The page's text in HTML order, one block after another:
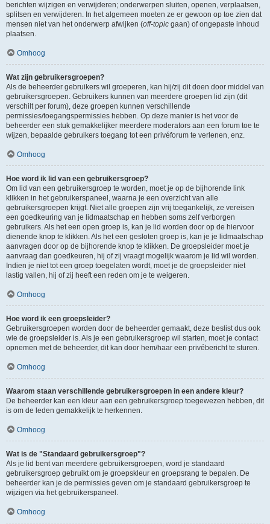
berichten wijzigen en verwijderen; onderwerpen sluiten, openen, verplaatsen,
splitsen en verwijderen. In het algemeen moeten ze er gewoon op toe zien dat
mensen niet van het onderwerp afwijken (off-topic gaan) of ongepaste inhoud
plaatsen.
Omhoog
Wat zijn gebruikersgroepen?
Als de beheerder gebruikers wil groeperen, kan hij/zij dit doen door middel van
gebruikersgroepen. Gebruikers kunnen van meerdere groepen lid zijn (dit
verschilt per forum), deze groepen kunnen verschillende
permissies/toegangspermissies hebben. Op deze manier is het voor de
beheerder een stuk gemakkelijker meerdere moderators aan een forum toe te
wijzen, bepaalde gebruikers toegang tot een privéforum te verlenen, enz.
Omhoog
Hoe word ik lid van een gebruikersgroep?
Om lid van een gebruikersgroep te worden, moet je op de bijhorende link
klikken in het gebruikerspaneel, waarna je een overzicht van alle
gebruikersgroepen krijgt. Niet alle groepen zijn vrij toegankelijk, ze vereisen
een goedkeuring van je lidmaatschap en hebben soms zelf verborgen
gebruikers. Als het een open groep is, kan je lid worden door op de hiervoor
dienende knop te klikken. Als het een gesloten groep is, kan je je lidmaatschap
aanvragen door op de bijhorende knop te klikken. De groepsleider moet je
aanvraag dan goedkeuren, hij of zij vraagt mogelijk waarom je lid wil worden.
Indien je niet tot een groep toegelaten wordt, moet je de groepsleider niet
lastig vallen, hij of zij heeft een reden om je te weigeren.
Omhoog
Hoe word ik een groepsleider?
Gebruikersgroepen worden door de beheerder gemaakt, deze beslist dus ook
wie de groepsleider is. Als je een gebruikersgroep wil starten, moet je contact
opnemen met de beheerder, dit kan door hem/haar een privébericht te sturen.
Omhoog
Waarom staan verschillende gebruikersgroepen in een andere kleur?
De beheerder kan een kleur aan een gebruikersgroep toegewezen hebben, dit
is om de leden gemakkelijk te herkennen.
Omhoog
Wat is de "Standaard gebruikersgroep"?
Als je lid bent van meerdere gebruikersgroepen, word je standaard
gebruikersgroep gebruikt om je groepskleur en groepsrang te bepalen. De
beheerder kan je de permissies geven om je standaard gebruikersgroep te
wijzigen via het gebruikerspaneel.
Omhoog